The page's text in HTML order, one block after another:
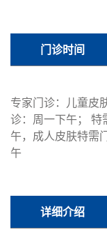
门诊时间
专家门诊：儿童皮
诊：周一下午； 特
午，成人皮肤特需
午
详细介绍